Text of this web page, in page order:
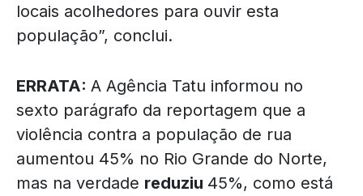
locais acolhedores para ouvir esta
população”, conclui.
ERRATA: A Agência Tatu informou no
sexto parágrafo da reportagem que a
violência contra a população de rua
aumentou 45% no Rio Grande do Norte,
mas na verdade reduziu 45%, como está